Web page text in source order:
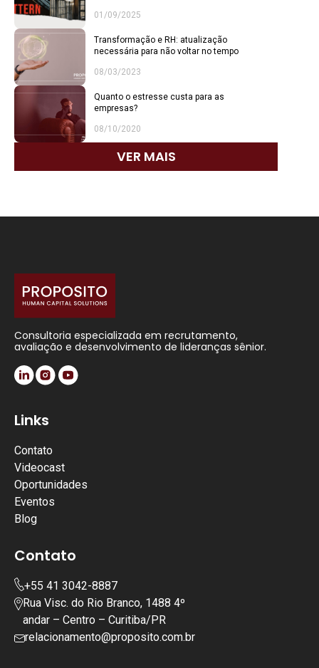
01/09/2025
Transformação e RH: atualização
necessária para não voltar no tempo
08/03/2023
Quanto o estresse custa para as
empresas?
08/10/2020
VER MAIS
Consultoria especializada em recrutamento,
avaliação e desenvolvimento de lideranças sênior.
Links
Contato
Videocast
Oportunidades
Eventos
Blog
Contato
+55 41 3042-8887
Rua Visc. do Rio Branco, 1488 4º
andar – Centro – Curitiba/PR
relacionamento@proposito.com.br